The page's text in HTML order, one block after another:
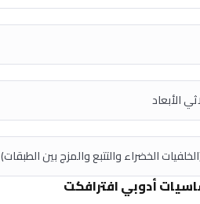
الأبعاد
الخضراء والتتبع والمزج بين الطبقات)
أدوبي افترافكت